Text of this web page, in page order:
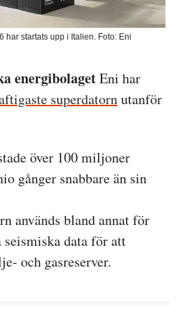
har startats upp i Italien. Foto: Eni
energibolagetEni har
superdatornutanför
över 100 miljoner
gånger snabbare än sin
används bland annat för
seismiska data för att
och gasreserver.